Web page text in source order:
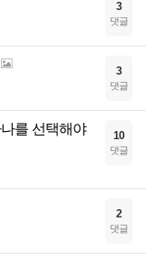
3
댓글
3
댓글
를 선택해야
10
댓글
2
댓글